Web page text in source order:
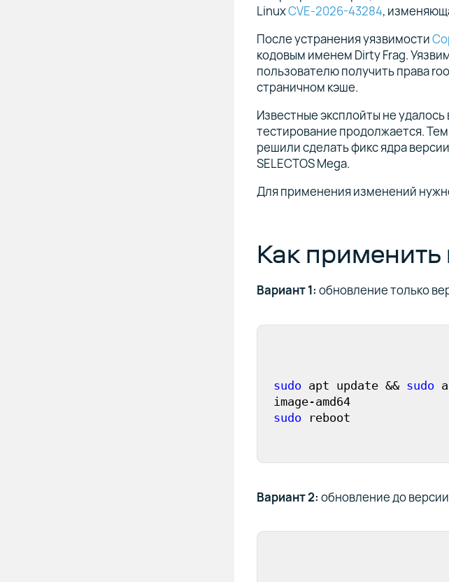
LinuxCVE-2026-43284,
После устранения уязвимости
кодовым именем Dirty Frag.
пользователю получить права
страничном кэше.
Известные эксплойты не удалось
тестирование продолжается.
решили сделать фикс ядра
SELECTOS Mega.
Для применения изменений
Как
Вариант 1:обновление только
sudo apt update && sudo
image-amd64
sudo reboot
Вариант 2:обновление до версии